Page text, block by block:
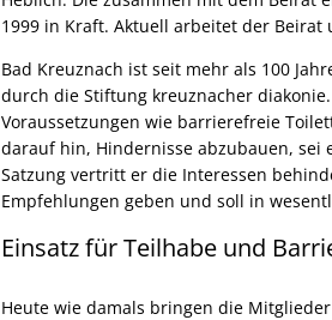
1999 in Kraft. Aktuell arbeitet der Beirat
Bad Kreuznach ist seit mehr als 100
durch die Stiftung kreuznacher
Voraussetzungen wie barrierefreie
darauf hin, Hindernisse abzubauen, sei
Satzung vertritt er die Interessen
Empfehlungen geben und soll in
Einsatz für Teilhabe und
Heute wie damals bringen die